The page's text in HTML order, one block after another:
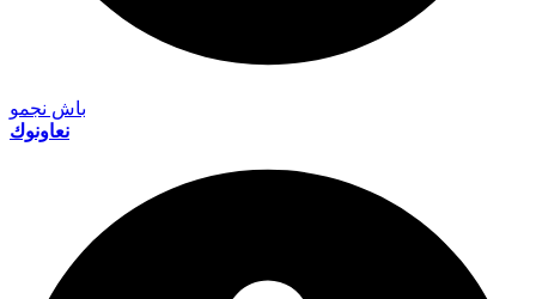
باش نجمو
نعاونوك